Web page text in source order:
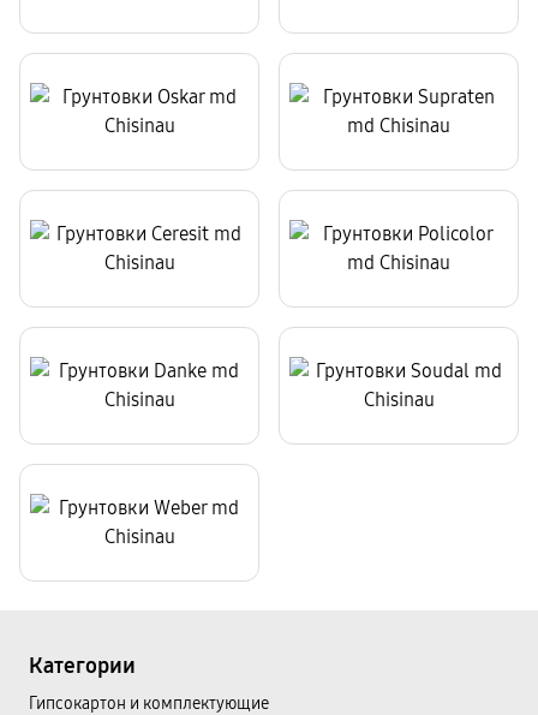
Категории
Гипсокартон и комплектующие